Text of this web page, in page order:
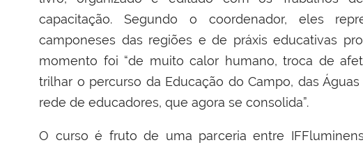
capacitação. Segundo o coordenador, eles
camponeses das regiões e de práxis educativas
momento foi “de muito calor humano, troca de
trilhar o percurso da Educação do Campo, das
rede de educadores, que agora se consolida”.
O curso é fruto de uma parceria entre